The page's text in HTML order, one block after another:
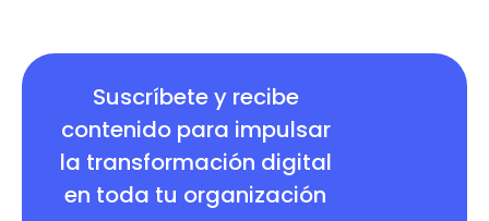
Suscríbete y recibe
contenido para impulsar
la transformación digital
en toda tu organización